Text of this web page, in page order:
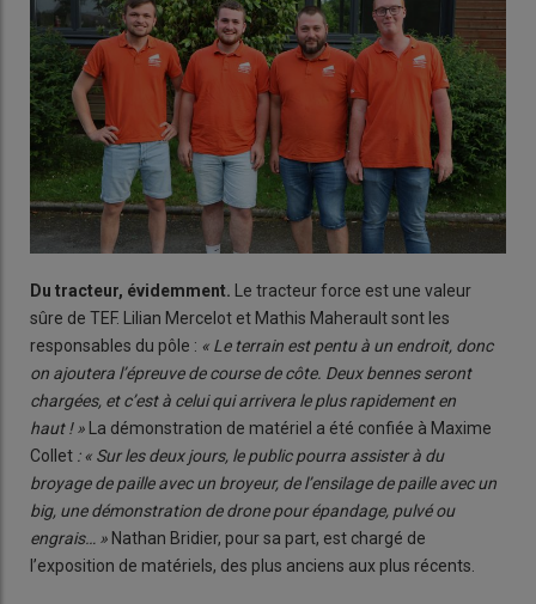
Du tracteur, évidemment. Le tracteur force est une valeur
sûre de TEF. Lilian Mercelot et Mathis Maherault sont les
responsables du pôle : « Le terrain est pentu à un endroit, donc
on ajoutera l’épreuve de course de côte. Deux bennes seront
chargées, et c’est à celui qui arrivera le plus rapidement en
haut ! » La démonstration de matériel a été confiée à Maxime
Collet : « Sur les deux jours, le public pourra assister à du
broyage de paille avec un broyeur, de l’ensilage de paille avec un
big, une démonstration de drone pour épandage, pulvé ou
engrais… » Nathan Bridier, pour sa part, est chargé de
l’exposition de matériels, des plus anciens aux plus récents.